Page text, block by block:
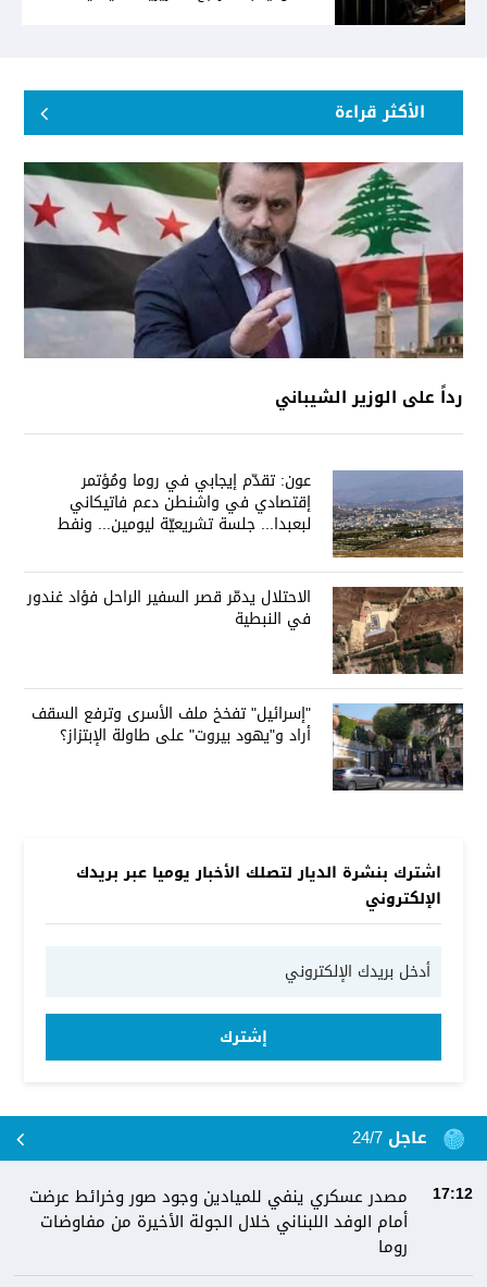
الأكثر قراءة
رداً على الوزير الشيباني
عون: تقدّم إيجابي في روما ومُؤتمر
إقتصادي في واشنطن دعم فاتيكاني
لبعبدا... جلسة تشريعيّة ليومين... ونفط
الاحتلال يدمّر قصر السفير الراحل فؤاد غندور
في النبطية
"إسرائيل" تفخخ ملف الأسرى وترفع السقف
أراد و"يهود بيروت" على طاولة الإبتزاز؟
اشترك بنشرة الديار لتصلك الأخبار يوميا عبر بريدك
الإلكتروني
إشترك
عاجل 24/7
17:12
مصدر عسكري ينفي للميادين وجود صور وخرائط عرضت
أمام الوفد اللبناني خلال الجولة الأخيرة من مفاوضات
روما